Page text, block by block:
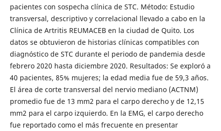
pacientes con sospecha clínica de STC. Método: Estudio
transversal, descriptivo y correlacional llevado a cabo en la
Clínica de Artritis REUMACEB en la ciudad de Quito. Los
datos se obtuvieron de historias clínicas compatibles con
diagnóstico de STC durante el periodo de pandemia desde
febrero 2020 hasta diciembre 2020. Resultados: Se exploró a
40 pacientes, 85% mujeres; la edad media fue de 59,3 años.
El área de corte transversal del nervio mediano (ACTNM)
promedio fue de 13 mm2 para el carpo derecho y de 12,15
mm2 para el carpo izquierdo. En la EMG, el carpo derecho
fue reportado como el más frecuente en presentar